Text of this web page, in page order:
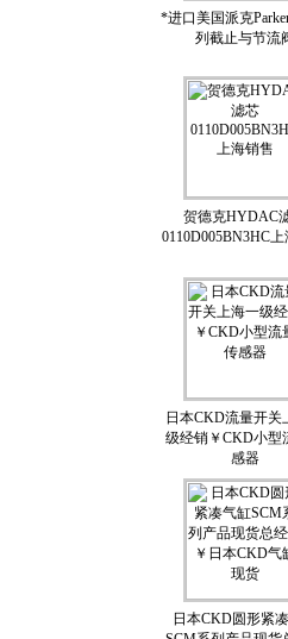
*进口美国派克
列截止与节流
贺德克HYDAC
0110D005BN3HC
日本CKD流量开关
级经销￥CKD小型
感器
日本CKD圆形紧